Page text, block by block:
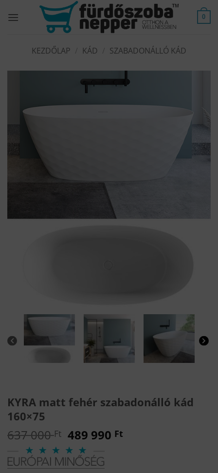
0
KEZDŐLAP KÁD SZABADONÁLLÓ KÁD
KYRA matt fehér szabadonálló kád
160×75
637 000Ft Original
price
was:
637
489 990 Ft